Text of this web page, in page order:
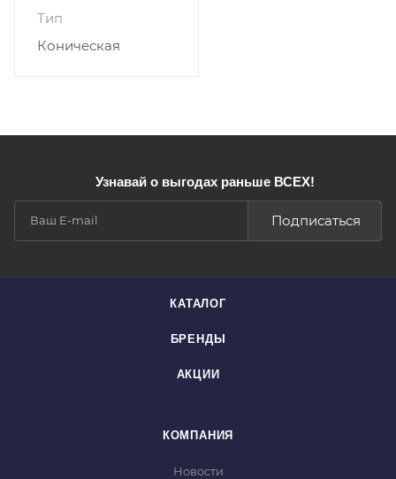
Тип
Коническая
Узнавай о выгодах раньше ВСЕХ!
Подписаться
КАТАЛОГ
БРЕНДЫ
АКЦИИ
КОМПАНИЯ
Новости